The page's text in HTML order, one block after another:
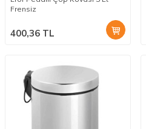
Frensiz
400,36 TL